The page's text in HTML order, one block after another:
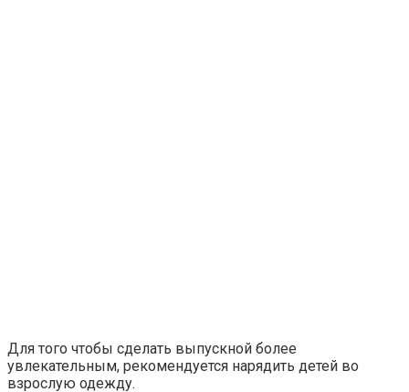
Для того чтобы сделать выпускной более
увлекательным, рекомендуется нарядить детей во
взрослую одежду.